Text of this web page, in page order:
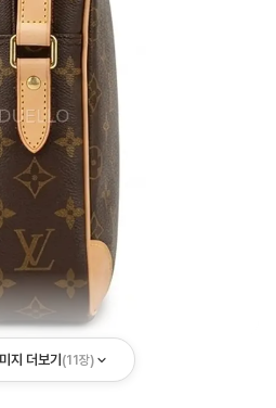
지 더보기 (11장)